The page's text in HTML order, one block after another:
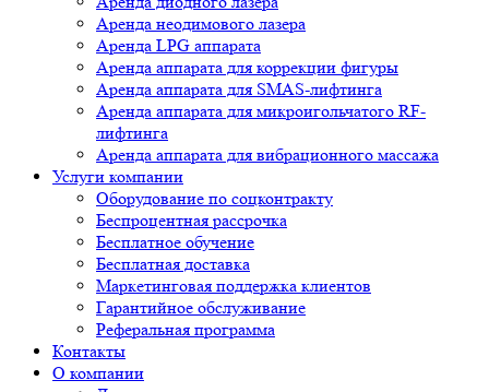
Аренда неодимового лазера
Аренда LPG аппарата
Аренда аппарата для коррекции фигуры
Аренда аппарата для SMAS-лифтинга
Аренда аппарата для микроигольчатого RF-
лифтинга
Аренда аппарата для вибрационного массажа
Услуги компании
Оборудование по соцконтракту
Беспроцентная рассрочка
Бесплатное обучение
Бесплатная доставка
Маркетинговая поддержка клиентов
Гарантийное обслуживание
Реферальная программа
Контакты
О компании